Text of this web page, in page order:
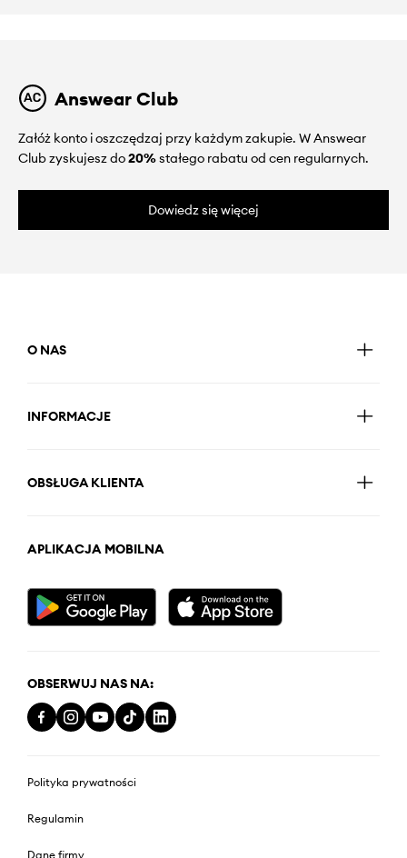
Answear Club
Załóż konto i oszczędzaj przy każdym zakupie. W Answear
Club zyskujesz do20%stałego rabatu od cen regularnych.
Dowiedz się więcej
O NAS
INFORMACJE
OBSŁUGA KLIENTA
APLIKACJA MOBILNA
OBSERWUJ NAS NA:
Polityka prywatności
Regulamin
Dane firmy